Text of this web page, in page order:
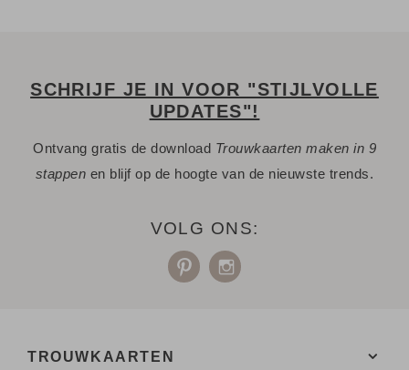
SCHRIJF JE IN VOOR "STIJLVOLLE
UPDATES"!
Ontvang gratis de download Trouwkaarten maken in 9
stappen en blijf op de hoogte van de nieuwste trends.
VOLG ONS:
TROUWKAARTEN